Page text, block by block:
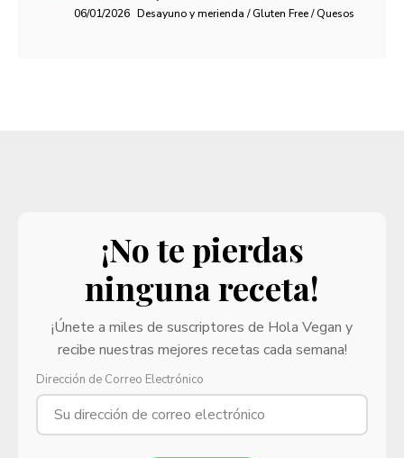
06/01/2026 Desayuno y merienda / Gluten Free / Quesos
¡No te pierdas
ninguna receta!
¡Únete a miles de suscriptores de Hola Vegan y
recibe nuestras mejores recetas cada semana!
Dirección de Correo Electrónico